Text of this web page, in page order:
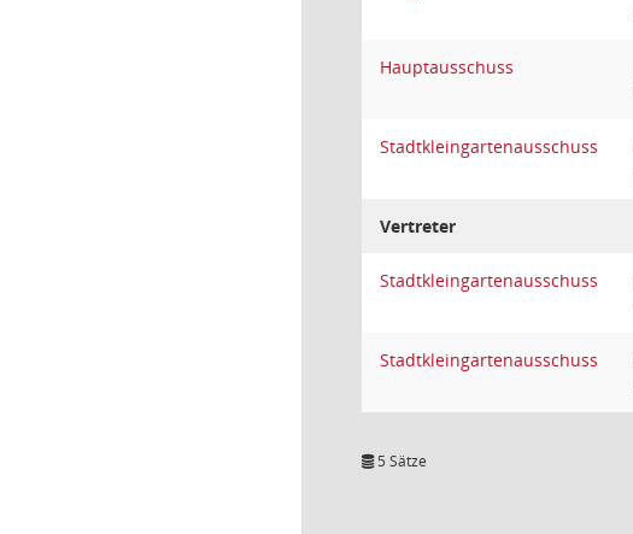
Hauptausschuss
Stadtkleingartenausschuss
Vertreter
Stadtkleingartenausschuss
Stadtkleingartenausschuss
5 Sätze